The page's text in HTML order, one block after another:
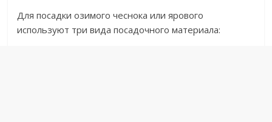
Для посадки озимого чеснока или ярового
используют три вида посадочного материала: